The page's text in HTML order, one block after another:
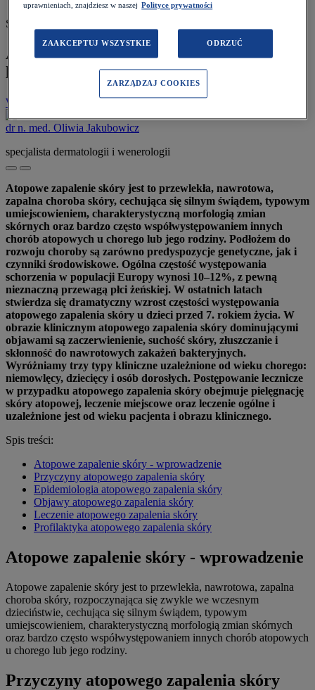
Szacowany czas czytania: 11 minut
Atopowe zapalenie skóry - objawy,
leczenie, profilaktyka
Wróć do listy 07.12.2022
dr n. med. Oliwia Jakubowicz
specjalista dermatologii i wenerologii
Atopowe zapalenie skóry jest to przewlekła, nawrotowa,
zapalna choroba skóry, cechująca się silnym świądem, typowym
umiejscowieniem, charakterystyczną morfologią zmian
skórnych oraz bardzo często współwystępowaniem innych
chorób atopowych u chorego lub jego rodziny. Podłożem do
rozwoju choroby są zarówno predyspozycje genetyczne, jak i
czynniki środowiskowe. Ogólna częstość występowania
schorzenia w populacji Europy wynosi 10–12%, z pewną
nieznaczną przewagą płci żeńskiej. W ostatnich latach
stwierdza się dramatyczny wzrost częstości występowania
atopowego zapalenia skóry u dzieci przed 7. rokiem życia. W
obrazie klinicznym atopowego zapalenia skóry dominującymi
objawami są zaczerwienienie, suchość skóry, złuszczanie i
skłonność do nawrotowych zakażeń bakteryjnych.
Wyróżniamy trzy typy kliniczne uzależnione od wieku chorego:
niemowlęcy, dziecięcy i osób dorosłych. Postępowanie lecznicze
w przypadku atopowego zapalenia skóry obejmuje pielęgnację
skóry atopowej, leczenie miejscowe oraz leczenie ogólne i
uzależnione jest od wieku pacjenta i obrazu klinicznego.
Spis treści:
Atopowe zapalenie skóry - wprowadzenie
Przyczyny atopowego zapalenia skóry
Epidemiologia atopowego zapalenia skóry
Objawy atopowego zapalenia skóry
Leczenie atopowego zapalenia skóry
Profilaktyka atopowego zapalenia skóry
Atopowe zapalenie skóry - wprowadzenie
Atopowe zapalenie skóry jest to przewlekła, nawrotowa, zapalna
choroba skóry, rozpoczynająca się zwykle we wczesnym
dzieciństwie, cechująca się silnym świądem, typowym
umiejscowieniem, charakterystyczną morfologią zmian skórnych
oraz bardzo często współwystępowaniem innych chorób atopowych
u chorego lub jego rodziny.
Przyczyny atopowego zapalenia skóry
uprawnieniach, znajdziesz w naszej Polityce prywatności
ZAAKCEPTUJ WSZYSTKIE ODRZUĆ
ZARZĄDZAJ COOKIES